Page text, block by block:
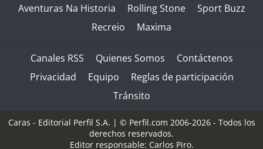
Aventuras Na Historia
Rolling Stone
Sport Buzz
Recreio
Maxima
Canales RSS Quienes Somos
Contáctenos
Privacidad
Equipo
Reglas de participación
Tránsito
Caras - Editorial Perfil S.A. | © Perfil.com 2006-2026 - Todos los
derechos reservados.
Editor responsable: Carlos Piro.